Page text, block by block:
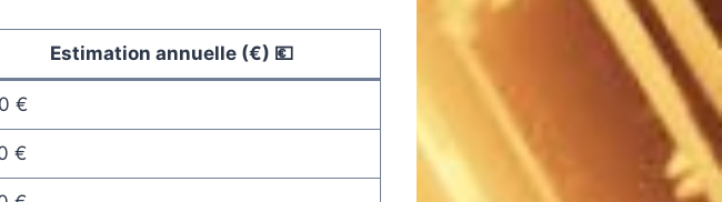
Estimation annuelle (€) 💶
€
€